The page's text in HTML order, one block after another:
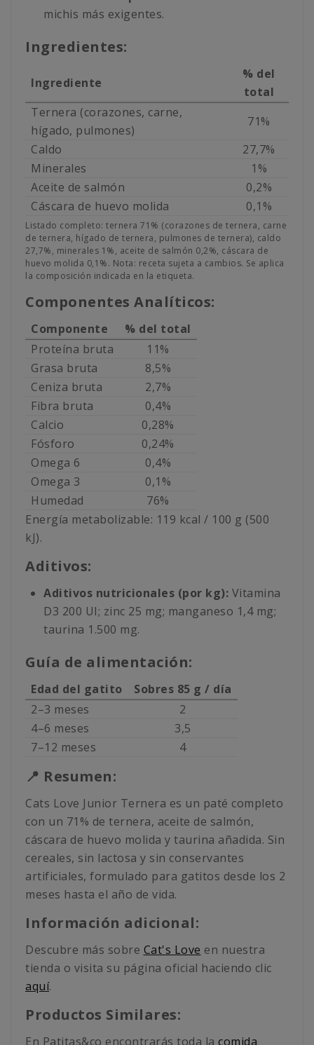
michis más exigentes.
Ingredientes:
Ingrediente
% del
total
Ternera (corazones, carne,
hígado, pulmones)
71%
Caldo
27,7%
Minerales
1%
Aceite de salmón
0,2%
Cáscara de huevo molida
0,1%
Listado completo: ternera 71% (corazones de ternera, carne
de ternera, hígado de ternera, pulmones de ternera), caldo
27,7%, minerales 1%, aceite de salmón 0,2%, cáscara de
huevo molida 0,1%. Nota: receta sujeta a cambios. Se aplica
la composición indicada en la etiqueta.
Componentes Analíticos:
Componente
% del total
Proteína bruta
11%
Grasa bruta
8,5%
Ceniza bruta
2,7%
Fibra bruta
0,4%
Calcio
0,28%
Fósforo
0,24%
Omega 6
0,4%
Omega 3
0,1%
Humedad
76%
Energía metabolizable: 119 kcal / 100 g (500
kJ).
Aditivos:
Aditivos nutricionales (por kg): Vitamina
D3 200 UI; zinc 25 mg; manganeso 1,4 mg;
taurina 1.500 mg.
Guía de alimentación:
Edad del gatito
Sobres 85 g / día
2–3 meses
2
4–6 meses
3,5
7–12 meses
4
📍 Resumen:
Cats Love Junior Ternera es un paté completo
con un 71% de ternera, aceite de salmón,
cáscara de huevo molida y taurina añadida. Sin
cereales, sin lactosa y sin conservantes
artificiales, formulado para gatitos desde los 2
meses hasta el año de vida.
Información adicional:
Descubre más sobre Cat's Love en nuestra
tienda o visita su página oficial haciendo clic
aquí.
Productos Similares:
En Patitas&co encontrarás toda la comida